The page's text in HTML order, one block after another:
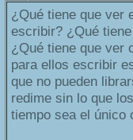
¿Qué tiene que ver
escribir? ¿Qué
¿Qué tiene que ver
para ellos escribir
que no pueden
redime sin lo que
tiempo sea el único